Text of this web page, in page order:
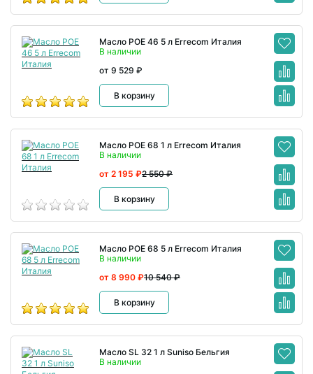
Масло POE 46 5 л Errecom Италия
В наличии
от 9 529 ₽
В корзину
Масло POE 68 1 л Errecom Италия
В наличии
2 550 ₽
от 2 195 ₽
В корзину
Масло POE 68 5 л Errecom Италия
В наличии
10 540 ₽
от 8 990 ₽
В корзину
Масло SL 32 1 л Suniso Бельгия
В наличии